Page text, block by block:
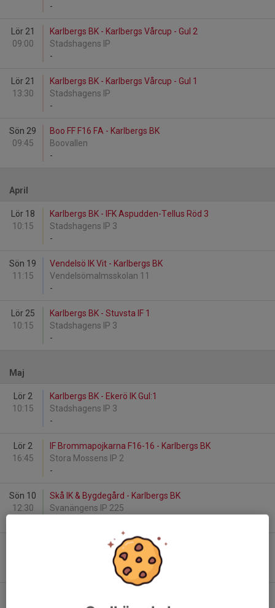
-
Lör 21
09:00
Karlbergs BK - Karlbergs Vårcup - Gul 2
Stadshagens IP
-
Lör 21
13:30
Karlbergs BK - Karlbergs Vårcup - Gul 1
Stadshagens IP
-
Sön 29
09:45
Boo FF F16 FA - Karlbergs BK
Boovallen
-
April
Lör 18
10:15
Karlbergs BK - IFK Aspudden-Tellus Röd 3
Stadshagens IP 3
-
Sön 19
11:15
Vendelsö IK Vit - Karlbergs BK
Vendelsömalmsskolan 11
-
Lör 25
10:15
Karlbergs BK - Stuvsta IF 1
Stadshagens IP 3
-
Maj
Lör 2
10:15
Karlbergs BK - Ekerö IK Gul:1
Stadshagens IP 3
-
Lör 2
16:45
IF Brommapojkarna F16-16 - Karlbergs BK
Stora Mossens IP 2
-
Sön 10
12:30
Skå IK & Bygdegård - Karlbergs BK
Svanängens IP 225
Kristihimmelfärds cup - Karlbergs BK